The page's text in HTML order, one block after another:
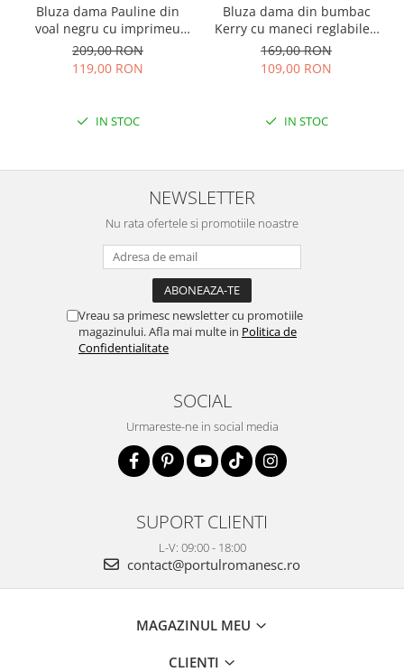
Bluza dama Pauline din
voal negru cu imprimeu
floral auriu
209,00 RON
119,00 RON
IN STOC
Bluza dama din bumbac
Kerry cu maneci reglabile -
Ecru
169,00 RON
109,00 RON
IN STOC
NEWSLETTER
Nu rata ofertele si promotiile noastre
Vreau sa primesc newsletter cu promotiile
magazinului. Afla mai multe in Politica de
Confidentialitate
SOCIAL
Urmareste-ne in social media
SUPORT CLIENTI
L-V: 09:00 - 18:00
contact@portulromanesc.ro
MAGAZINUL MEU
CLIENTI